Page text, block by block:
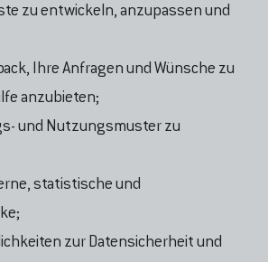
zu entwickeln, anzupassen und
Ihre Anfragen und Wünsche zu
anzubieten;
und Nutzungsmuster zu
statistische und
zur Datensicherheit und